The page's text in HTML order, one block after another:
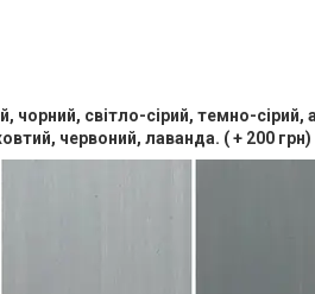
чорний, світло-сірий, темно-сірий,
червоний, лаванда. ( + 200 грн)